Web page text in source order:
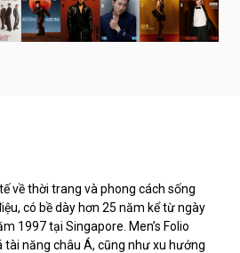
về thời trang và phong cách sống
có bề dày hơn 25 năm kể từ ngày
1997 tại Singapore. Men’s Folio
năng châu Á, cũng như xu hướng